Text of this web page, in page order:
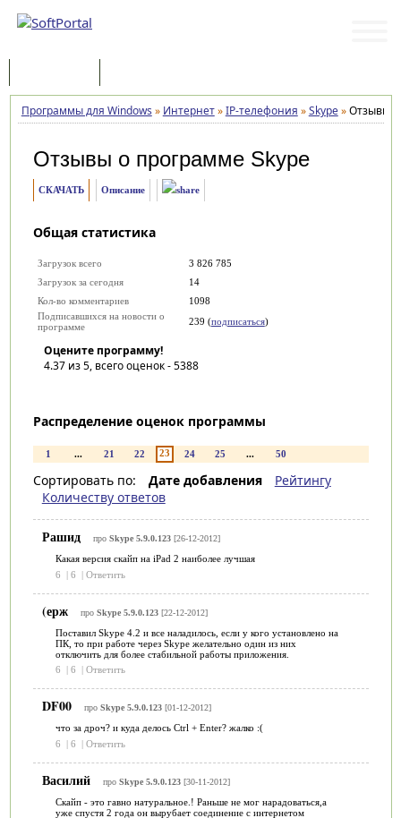
Программы для Windows » Интернет»IP-телефония »Skype»Отзывы
Отзывы о программе Skype
СКАЧАТЬ Описание
Общая статистика
Загрузок всего
3 826 785
Загрузок за сегодня
14
Кол-во комментариев
1098
Подписавшихся на новости о
программе
239 (подписаться)
Оцените программу!
4.37из 5, всего оценок -5388
Распределение оценок программы
1 ... 21 22 23 24 25 ... 50
Сортировать по: Дате добавления
Рейтингу
Количеству ответов
Рашид про Skype 5.9.0.123[26-12-2012]
Какая версия скайп на iPad 2 наиболее лучшая
6
| 6 | Ответить
(ерж про Skype 5.9.0.123[22-12-2012]
Поставил Skype 4.2 и все наладилось, если у кого установлено на
ПК, то при работе через Skype желательно один из них
отключить для более стабильной работы приложения.
6
| 6 | Ответить
DF00 про Skype 5.9.0.123[01-12-2012]
что за дроч? и куда делось Ctrl + Enter? жалко :(
6
| 6 | Ответить
Василий про Skype 5.9.0.123[30-11-2012]
Скайп - это гавно натуральное.! Раньше не мог нарадоваться,а
уже спустя 2 года он вырубает соединение с интернетом